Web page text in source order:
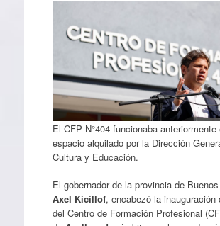
El CFP N°404 funcionaba anteriormente
espacio alquilado por la Dirección
Cultura y Educación.
El gobernador de la provincia de
Axel Kicillof, encabezó la inauguración
del Centro de Formación Profesional